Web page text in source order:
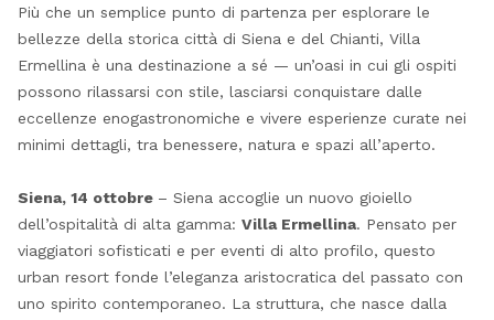
Più che un semplice punto di partenza per esplorare le
bellezze della storica città di Siena e del Chianti, Villa
Ermellina è una destinazione a sé — un’oasi in cui gli ospiti
possono rilassarsi con stile, lasciarsi conquistare dalle
eccellenze enogastronomiche e vivere esperienze curate nei
minimi dettagli, tra benessere, natura e spazi all’aperto.
Siena, 14 ottobre – Siena accoglie un nuovo gioiello
dell’ospitalità di alta gamma: Villa Ermellina. Pensato per
viaggiatori sofisticati e per eventi di alto profilo, questo
urban resort fonde l’eleganza aristocratica del passato con
uno spirito contemporaneo. La struttura, che nasce dalla